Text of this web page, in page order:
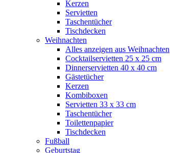
Kerzen
Servietten
Taschentücher
Tischdecken
Weihnachten
Alles anzeigen aus Weihnachten
Cocktailservietten 25 x 25 cm
Dinnerservietten 40 x 40 cm
Gästetücher
Kerzen
Kombiboxen
Servietten 33 x 33 cm
Taschentücher
Toilettenpapier
Tischdecken
Fußball
Geburtstag